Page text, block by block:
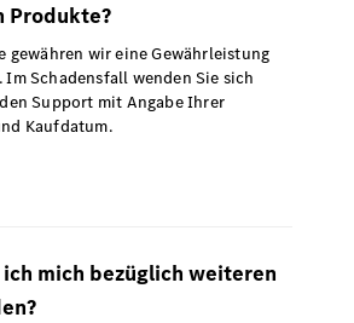
Produkte?
gewähren wir eine Gewährleistung
Schadensfall wenden Sie sich
Support mit Angabe Ihrer
Kaufdatum.
mich bezüglich weiteren